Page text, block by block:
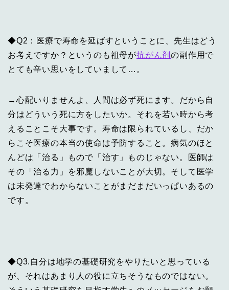
◆Q2：医療で寿命を延ばすということに、先生はどう
お考えですか？というのも祖母が抗がん剤の副作用で
とても辛い思いをしていまして…。
→心配いりませんよ、人間は必ず死にます。だから自
分はどういう死に方をしたいか。それを若い時から考
えることこそ大事です。寿命は限られているし、だか
らこそ医療の本当の使命は予防すること。病気のほと
んどは「治る」もので「治す」ものじゃない。医師は
その「治る力」を邪魔しないことが大切。そして医学
は未発達でわからないことがまだまだいっぱいあるの
です。
◆Q3.自分は地学の基礎研究をやりたいと思っている
が、それはあまり人の役に立ちそうなものではない。